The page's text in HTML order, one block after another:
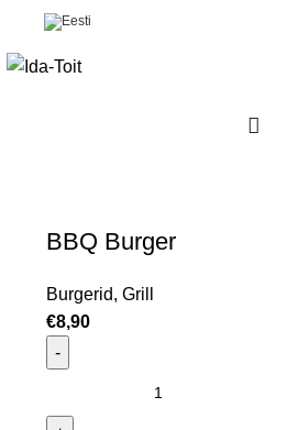
(suur) kogus
BBQ Burger
Burgerid, Grill
€8,90
BBQ Burger kogus